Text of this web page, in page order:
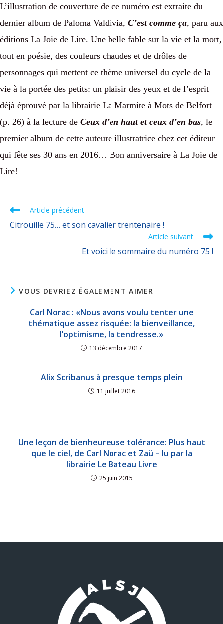
L’illustration de couverture de ce numéro est extraite du
dernier album de Paloma Valdivia, C’est comme ça, paru aux
éditions La Joie de Lire. Une belle fable sur la vie et la mort,
tout en poésie, des couleurs chaudes et de drôles de
personnages qui mettent ce thème universel du cycle de la
vie à la portée des petits: un plaisir des yeux et de l’esprit
déjà éprouvé par la librairie La Marmite à Mots de Belfort
(p. 26) à la lecture de Ceux d’en haut et ceux d’en bas, le
premier album de cette auteure illustratrice chez cet éditeur
qui fête ses 30 ans en 2016… Bon anniversaire à La Joie de
Lire!
Article précédent
Citrouille 75… et son cavalier trentenaire !
Article suivant
Et voici le sommaire du numéro 75 !
VOUS DEVRIEZ ÉGALEMENT AIMER
Carl Norac : «Nous avons voulu tenter une
thématique assez risquée: la bienveillance,
l’optimisme, la tendresse.»
13 décembre 2017
Alix Scribanus à presque temps plein
11 juillet 2016
Une leçon de bienheureuse tolérance: Plus haut
que le ciel, de Carl Norac et Zaü – lu par la
librairie Le Bateau Livre
25 juin 2015